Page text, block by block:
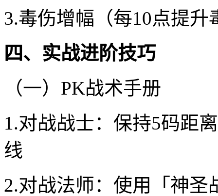
3.毒伤增幅（每10点提升
四、实战进阶技巧
（一）PK战术手册
1.对战战士：保持5码距
线
2.对战法师：使用「神圣